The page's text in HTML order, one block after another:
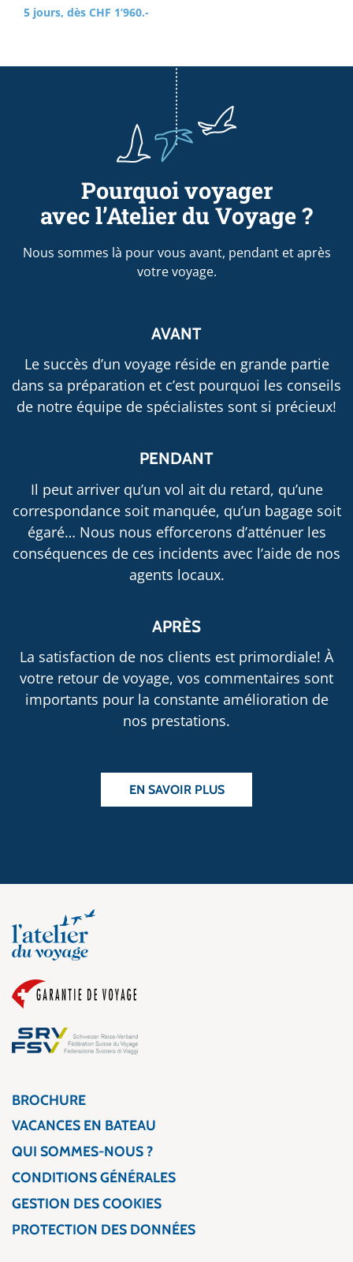
5 jours, dès CHF 1’960.-
Pourquoi voyager
avec l’Atelier du Voyage ?
Nous sommes là pour vous avant, pendant et après
votre voyage.
AVANT
Le succès d’un voyage réside en grande partie
dans sa préparation et c’est pourquoi les conseils
de notre équipe de spécialistes sont si précieux!
PENDANT
Il peut arriver qu’un vol ait du retard, qu’une
correspondance soit manquée, qu’un bagage soit
égaré… Nous nous efforcerons d’atténuer les
conséquences de ces incidents avec l’aide de nos
agents locaux.
APRÈS
La satisfaction de nos clients est primordiale! À
votre retour de voyage, vos commentaires sont
importants pour la constante amélioration de
nos prestations.
EN SAVOIR PLUS
BROCHURE
VACANCES EN BATEAU
QUI SOMMES-NOUS ?
CONDITIONS GÉNÉRALES
GESTION DES COOKIES
PROTECTION DES DONNÉES